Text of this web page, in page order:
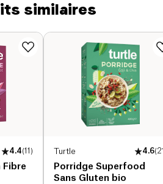
similaires
4.4(11 )
Fibre
Turtle 4.6(
Porridge Superfood
Sans Gluten bio